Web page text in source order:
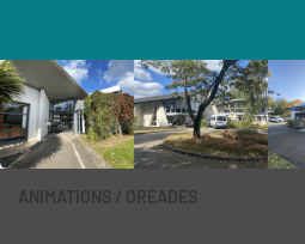
Résidences MAREVA
ANIMATIONS / ORÉADES